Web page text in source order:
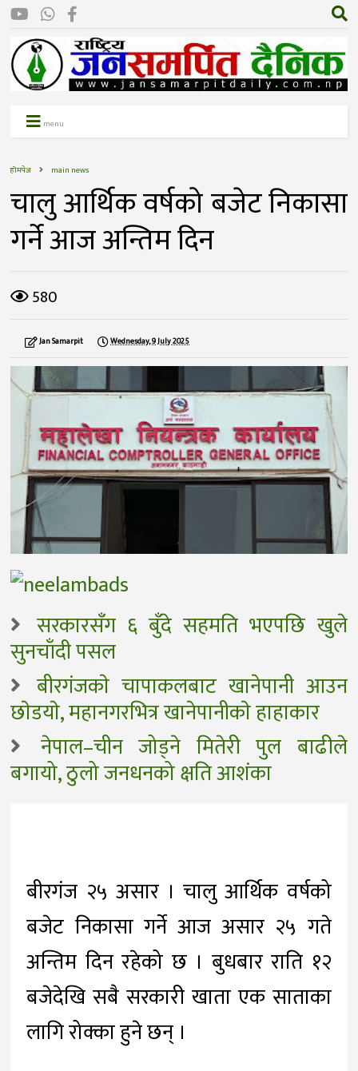
menu
होमपेज main news
चालु आर्थिक वर्षको बजेट निकासा
गर्ने आज अन्तिम दिन
580
Jan Samarpit Wednesday, 9 July 2025
सरकारसँग ६ बुँदे सहमति भएपछि खुले
सुनचाँदी पसल
बीरगंजकाे चापाकलबाट खानेपानी आउन
छाेडयाे, महानगरभित्र खानेपानीकाे हाहाकार
नेपाल–चीन जोड्ने मितेरी पुल बाढीले
बगायो, ठुलो जनधनको क्षति आशंका
बीरगंज २५ असार । चालु आर्थिक वर्षको
बजेट निकासा गर्ने आज असार २५ गते
अन्तिम दिन रहेको छ । बुधबार राति १२
बजेदेखि सबै सरकारी खाता एक साताका
लागि रोक्का हुने छन् ।